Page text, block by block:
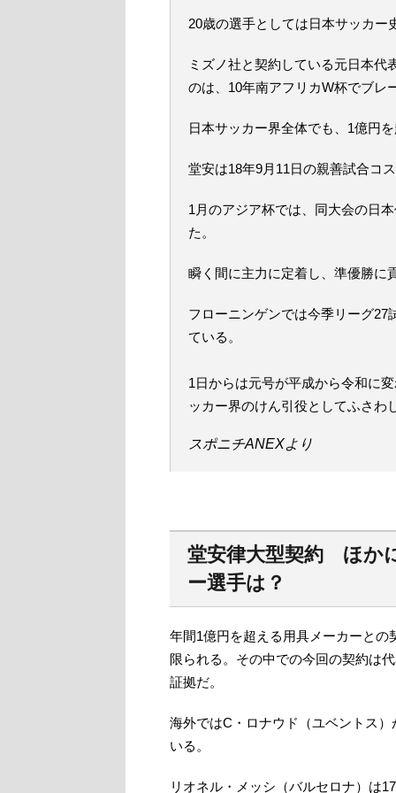
20歳の選手としては日本サッカー
ミズノ社と契約している元日本代
のは、10年南アフリカW杯でブレ
日本サッカー界全体でも、1億円
堂安は18年9月11日の親善試合コ
1月のアジア杯では、同大会の日
た。
瞬く間に主力に定着し、準優勝に
フローニンゲンでは今季リーグ27
ている。
1日からは元号が平成から令和に
ッカー界のけん引役としてふさわ
スポニチANEXより
堂安律大型契約 ほか
ー選手は？
年間1億円を超える用具メーカーと
限られる。その中での今回の契約は
証拠だ。
海外ではC・ロナウド（ユベントス
いる。
リオネル・メッシ（バルセロナ）は